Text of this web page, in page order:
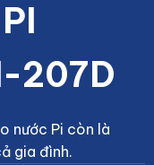
207D
nước Pi còn là
gia đình.